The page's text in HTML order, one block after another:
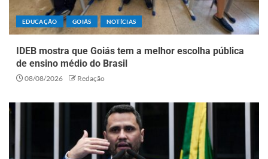
EDUCAÇÃO GOIÁS NOTÍCIAS
IDEB mostra que Goiás tem a melhor escolha pública
de ensino médio do Brasil
08/08/2026 Redação